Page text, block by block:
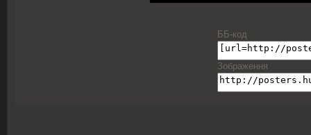
ББ-код
Зображення